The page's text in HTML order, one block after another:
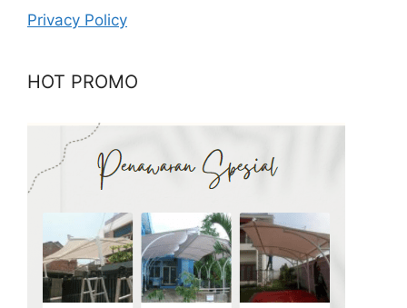
Privacy Policy
HOT PROMO